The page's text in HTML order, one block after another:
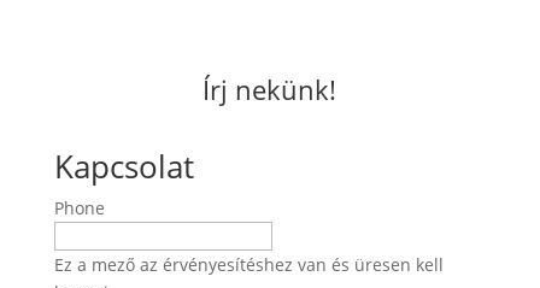
Írj nekünk!
Kapcsolat
Phone
Ez a mező az érvényesítéshez van és üresen kell